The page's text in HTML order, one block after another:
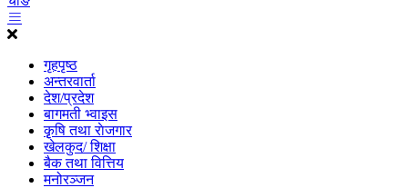
गृहपृष्ठ
अन्तरवार्ता
देश/प्रदेश
बागमती भ्वाइस
कृृषि तथा राेजगार
खेलकुद/ शिक्षा
बैक तथा वित्तिय
मनोरञ्जन